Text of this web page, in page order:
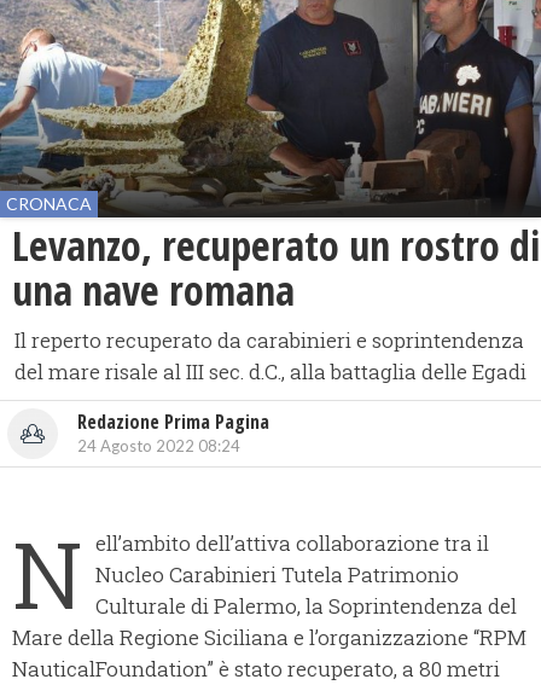
CRONACA
Levanzo, recuperato un rostro di
una nave romana
Il reperto recuperato da carabinieri e soprintendenza
del mare risale al III sec. d.C., alla battaglia delle Egadi
Redazione Prima Pagina
24 Agosto 2022 08:24
N ell’ambito dell’attiva collaborazione tra il
Nucleo Carabinieri Tutela Patrimonio
Culturale di Palermo, la Soprintendenza del
Mare della Regione Siciliana e l’organizzazione “RPM
NauticalFoundation” è stato recuperato, a 80 metri